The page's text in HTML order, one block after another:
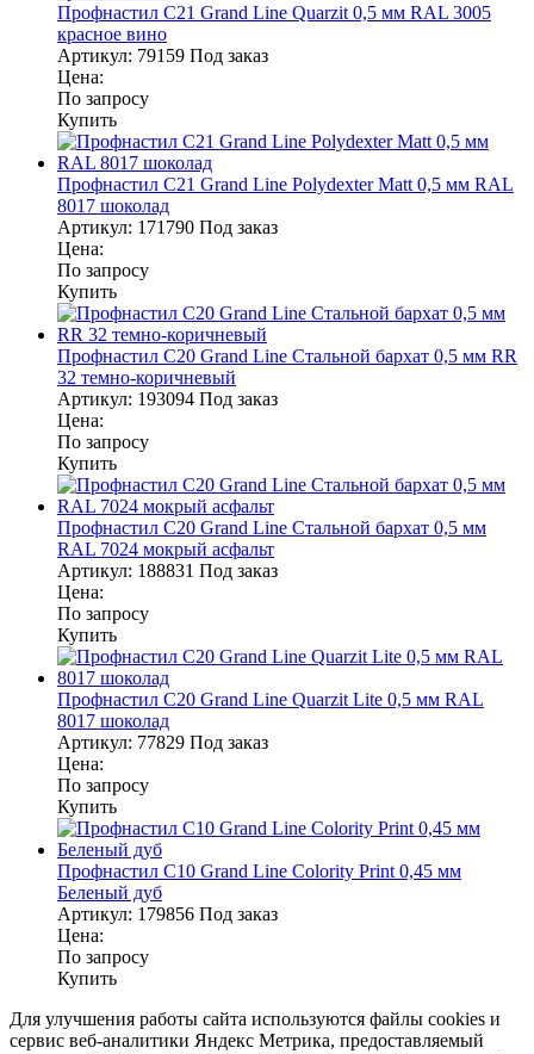
Профнастил С21 Grand Line Quarzit 0,5 мм RAL 3005
красное вино
Артикул: 79159 Под заказ
Цена:
По запросу
Купить
Профнастил С21 Grand Line Polydexter Matt 0,5 мм RAL
8017 шоколад
Артикул: 171790 Под заказ
Цена:
По запросу
Купить
Профнастил С20 Grand Line Стальной бархат 0,5 мм RR
32 темно-коричневый
Артикул: 193094 Под заказ
Цена:
По запросу
Купить
Профнастил С20 Grand Line Стальной бархат 0,5 мм
RAL 7024 мокрый асфальт
Артикул: 188831 Под заказ
Цена:
По запросу
Купить
Профнастил С20 Grand Line Quarzit Lite 0,5 мм RAL
8017 шоколад
Артикул: 77829 Под заказ
Цена:
По запросу
Купить
Профнастил С10 Grand Line Colority Print 0,45 мм
Беленый дуб
Артикул: 179856 Под заказ
Цена:
По запросу
Купить
Для улучшения работы сайта используются файлы cookies и
сервис веб-аналитики Яндекс Метрика, предоставляемый